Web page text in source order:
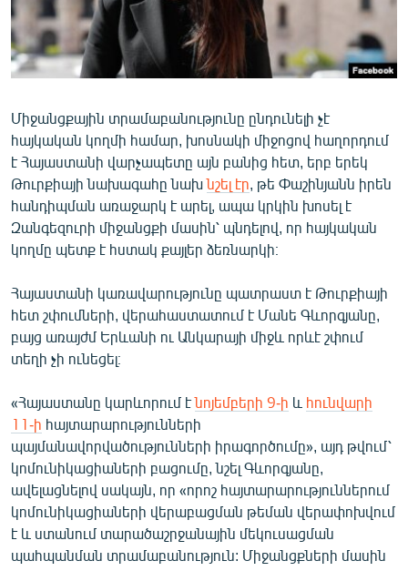
ՏՏ ԵՒ ԻՆՏԵՐՆԵՏ
ԿՈՐՈՆԱՎԻՐՈՒՍ
ՏԵՍԱՆՅՈՒԹԵՐ
ԲԱՆԱՎԵՃ
ՁԳՏԵԼՈՎ ԼԱՎԱԳՈՒՅՆԻՆ
ՓՈԴՔԱՍԹ
English
Русский
«Ազատության» բոլոր կայքերը
Միջանցքային տրամաբանությունը ընդունելի չէ
հայկական կողմի համար, խոսնակի միջոցով հաղորդում
է Հայաստանի վարչապետը այն բանից հետ, երբ երեկ
Թուրքիայի նախագահը նախնշել էր , թե Փաշինյանն իրեն
հանդիպման առաջարկ է արել, ապա կրկին խոսել է
Զանգեզուրի միջանցքի մասին՝ պնդելով, որ հայկական
կողմը պետք է հստակ քայլեր ձեռնարկի։
Հայաստանի կառավարությունը պատրաստ է Թուրքիայի
հետ շփումների, վերահաստատում է Մանե Գևորգյանը,
բայց առայժմ Երևանի ու Անկարայի միջև որևէ շփում
տեղի չի ունեցել։
«Հայաստանը կարևորում էնոյեմբերի 9-ի և հունվարի
11-ի հայտարարությունների
պայմանավորվածությունների իրագործումը», այդ թվում՝
կոմունիկացիաների բացումը, նշել Գևորգյանը,
ավելացնելով սակայն, որ «որոշ հայտարարություններում
կոմունիկացիաների վերաբացման թեման վերափոխվում
է և ստանում տարածաշրջանային մեկուսացման
պահպանման տրամաբանություն: Միջանցքների մասին